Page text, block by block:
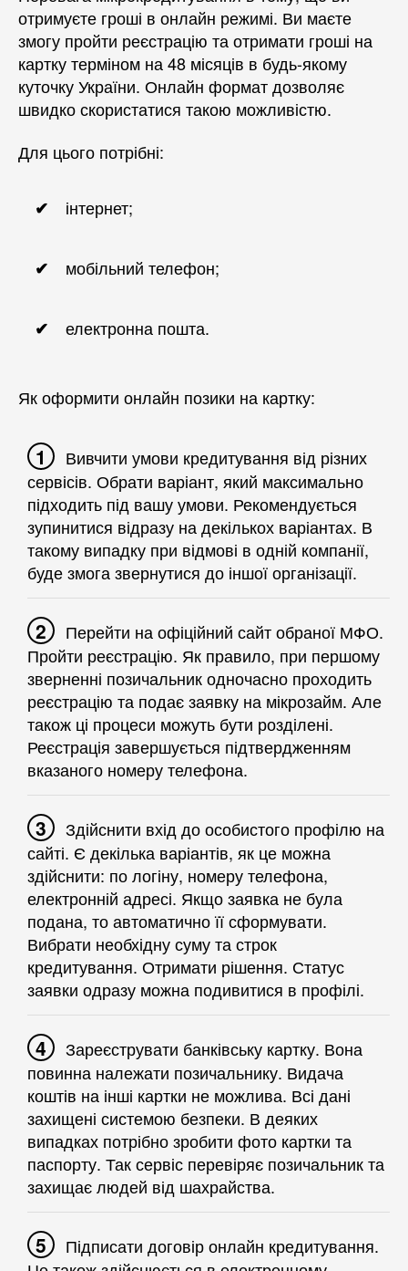
отримуєте гроші в онлайн режимі. Ви маєте
змогу пройти реєстрацію та отримати гроші на
картку терміном на 48 місяців в будь-якому
куточку України. Онлайн формат дозволяє
швидко скористатися такою можливістю.
Для цього потрібні:
інтернет;
мобільний телефон;
електронна пошта.
Як оформити онлайн позики на картку:
Вивчити умови кредитування від різних
сервісів. Обрати варіант, який максимально
підходить під вашу умови. Рекомендується
зупинитися відразу на декількох варіантах. В
такому випадку при відмові в одній компанії,
буде змога звернутися до іншої організації.
Перейти на офіційний сайт обраної МФО.
Пройти реєстрацію. Як правило, при першому
зверненні позичальник одночасно проходить
реєстрацію та подає заявку на мікрозайм. Але
також ці процеси можуть бути розділені.
Реєстрація завершується підтвердженням
вказаного номеру телефона.
Здійснити вхід до особистого профілю на
сайті. Є декілька варіантів, як це можна
здійснити: по логіну, номеру телефона,
електронній адресі. Якщо заявка не була
подана, то автоматично її сформувати.
Вибрати необхідну суму та строк
кредитування. Отримати рішення. Статус
заявки одразу можна подивитися в профілі.
Зареєструвати банківську картку. Вона
повинна належати позичальнику. Видача
коштів на інші картки не можлива. Всі дані
захищені системою безпеки. В деяких
випадках потрібно зробити фото картки та
паспорту. Так сервіс перевіряє позичальник та
захищає людей від шахрайства.
Підписати договір онлайн кредитування.